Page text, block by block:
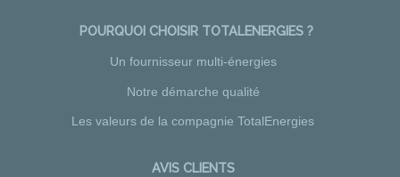
POURQUOI CHOISIR TOTALENERGIES ?
Un fournisseur multi-énergies
Notre démarche qualité
Les valeurs de la compagnie TotalEnergies
AVIS CLIENTS